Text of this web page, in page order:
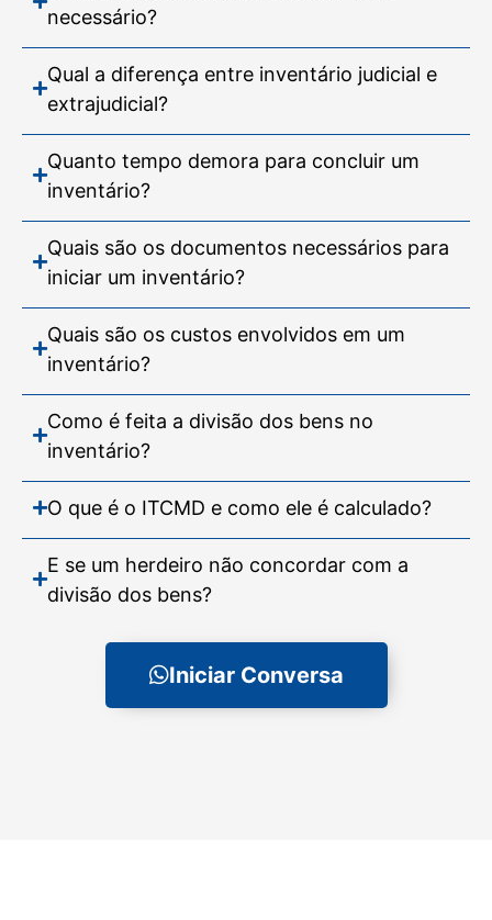
necessário?
Qual a diferença entre inventário judicial e
extrajudicial?
Quanto tempo demora para concluir um
inventário?
Quais são os documentos necessários para
iniciar um inventário?
Quais são os custos envolvidos em um
inventário?
Como é feita a divisão dos bens no
inventário?
O que é o ITCMD e como ele é calculado?
E se um herdeiro não concordar com a
divisão dos bens?
Iniciar Conversa